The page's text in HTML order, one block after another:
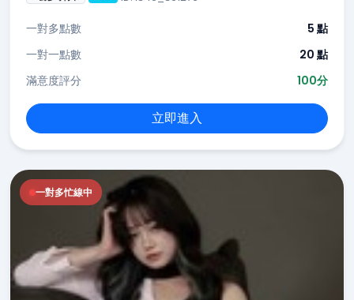
一對多點數
5 點
一對一點數
20 點
滿意度評分
100分
立即進入
一對多忙線中